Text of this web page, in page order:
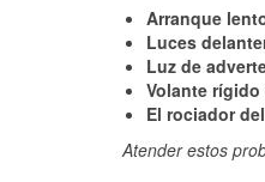
Arranque
Luces
Luz de
Volante
El rociador
Atender estos